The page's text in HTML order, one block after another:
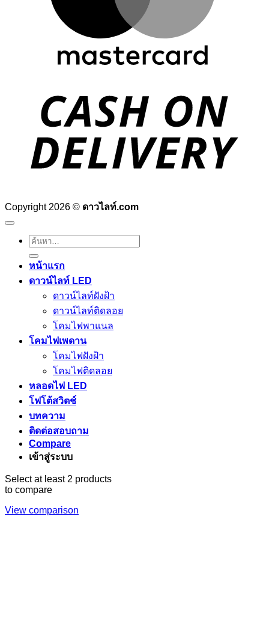
Copyright 2026 © ดาวไลท์.com
ค้นหา:
หน้าแรก
ดาวน์ไลท์ LED
ดาวน์ไลท์ฝังฝ้า
ดาวน์ไลท์ติดลอย
โคมไฟพาแนล
โคมไฟเพดาน
โคมไฟฝังฝ้า
โคมไฟติดลอย
หลอดไฟ LED
โฟโต้สวิตช์
บทความ
ติดต่อสอบถาม
Compare
เข้าสู่ระบบ
Select at least 2 products
to compare
View comparison